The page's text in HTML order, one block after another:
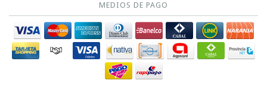
MEDIOS DE PAGO